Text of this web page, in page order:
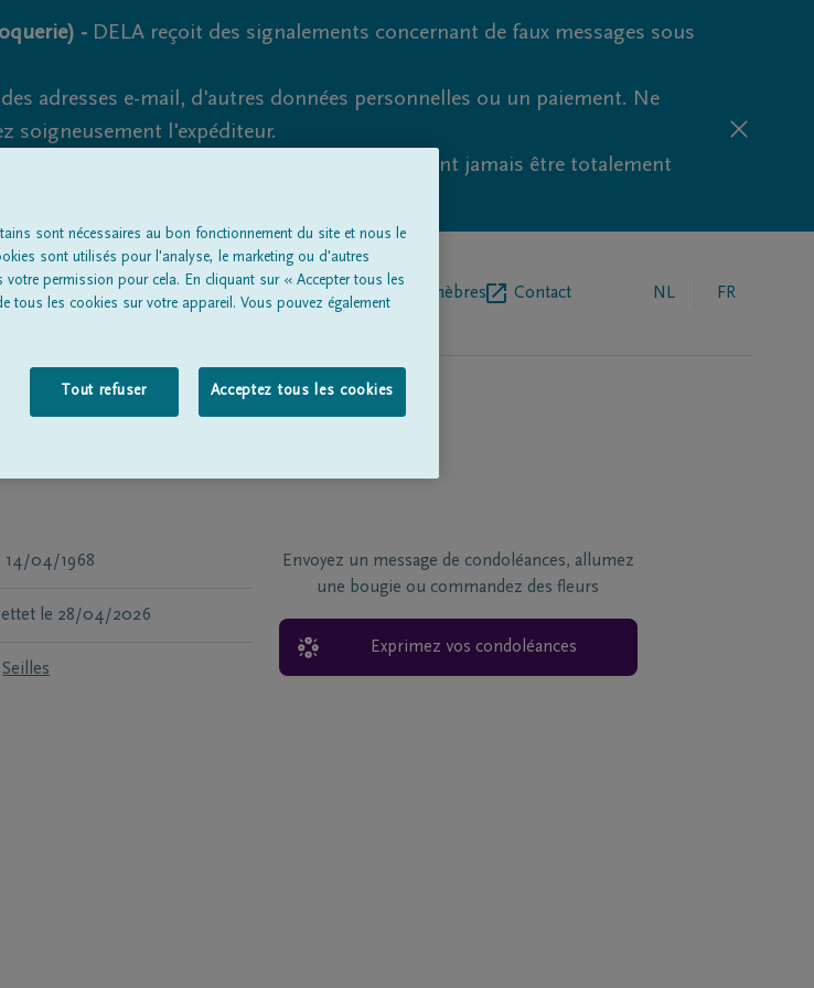
- DELA reçoit des signalements concernant de faux messages sous
adresses e-mail, d'autres données personnelles ou un paiement. Ne
soigneusement l'expéditeur.
d'hameçonnage et de fraude ne peuvent jamais être totalement
de décès À propos de nousEntrepreneur de pompes funèbres Contact NL FR
14/04/1968
le 28/04/2026
Seilles
Envoyez un message de condoléances, allumez
une bougie ou commandez des fleurs
Exprimez vos condoléances
sont nécessaires au bon fonctionnement du site et nous le
sont utilisés pour l'analyse, le marketing ou d'autres
permission pour cela. En cliquant sur « Accepter tous les
tous les cookies sur votre appareil. Vous pouvez également
Tout refuser Acceptez tous les cookies